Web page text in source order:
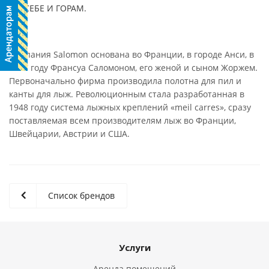
СЕБЕ И ГОРАМ.
Компания Salomon основана во Франции, в городе Анси, в
1947 году Франсуа Саломоном, его женой и сыном Жоржем.
Первоначально фирма производила полотна для пил и
канты для лыж. Революционным стала разработанная в
1948 году система лыжных креплений «meil carres», сразу
поставляемая всем производителям лыж во Франции,
Швейцарии, Австрии и США.
Список брендов
Услуги